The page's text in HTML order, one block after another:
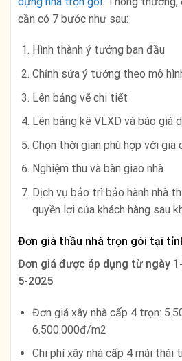
cần có 7 bước như sau:
Hình thành ý tưởng ban đầu
Chỉnh sửa ý tưởng theo mô
Lên bảng vẽ chi tiết
Lên bảng kê VLXD và báo giá
Chọn thời gian phù hợp với gia
Nghiệm thu và bàn giao nhà
Dịch vụ bảo trì bảo hành nhà
quyền lợi của khách hàng sau
Đơn giá thầu nhà trọn gói tại
Đơn giá được áp dụng từ ngày
5-2025
Đơn giá xây nhà cấp 4 trọn:
6.500.000đ/m2
Chi phí xây nhà cấp 4 mái thái